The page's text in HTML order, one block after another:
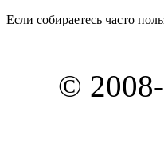
Если собираетесь часто
©